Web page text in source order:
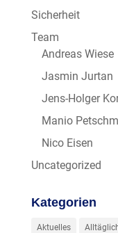
Sicherheit
Team
Andreas Wiese
Jasmin Jurtan
Jens-Holger
Manio
Nico Eisen
Uncategorized
Kategorien
Aktuelles